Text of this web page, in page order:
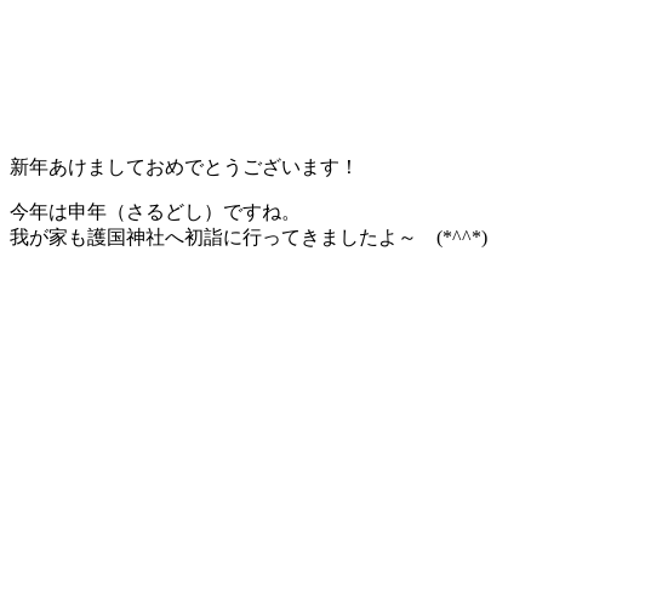
新年あけましておめでとうございます！
今年は申年（さるどし）ですね。
我が家も護国神社へ初詣に行ってきましたよ～ (*^^*)